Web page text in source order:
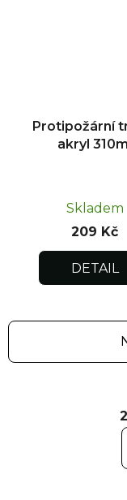
Protipožární
akryl 310ml
Skladem
209 Kč
DETAIL